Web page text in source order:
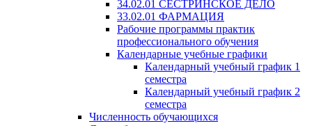
34.02.01 СЕСТРИНСКОЕ ДЕЛО
33.02.01 ФАРМАЦИЯ
Рабочие программы практик
профессионального обучения
Календарные учебные графики
Календарный учебный график 1
семестра
Календарный учебный график 2
семестра
Численность обучающихся